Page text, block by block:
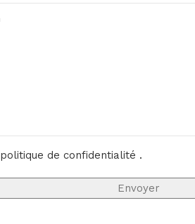
politique de confidentialité .